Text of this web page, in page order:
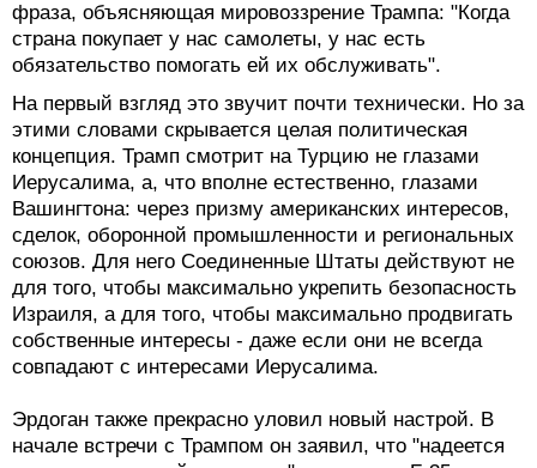
фраза, объясняющая мировоззрение Трампа: "Когда
страна покупает у нас самолеты, у нас есть
обязательство помогать ей их обслуживать".
На первый взгляд это звучит почти технически. Но за
этими словами скрывается целая политическая
концепция. Трамп смотрит на Турцию не глазами
Иерусалима, а, что вполне естественно, глазами
Вашингтона: через призму американских интересов,
сделок, оборонной промышленности и региональных
союзов. Для него Соединенные Штаты действуют не
для того, чтобы максимально укрепить безопасность
Израиля, а для того, чтобы максимально продвигать
собственные интересы - даже если они не всегда
совпадают с интересами Иерусалима.
Эрдоган также прекрасно уловил новый настрой. В
начале встречи с Трампом он заявил, что "надеется